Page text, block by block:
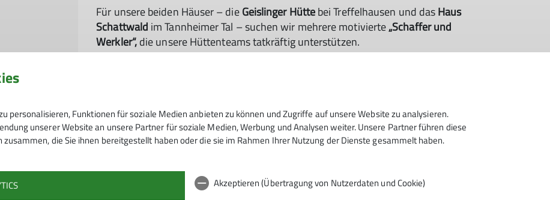
Für unsere beiden Häuser – dieGeislinger Hüttebei Treffelhausen und dasHaus
Schattwald im Tannheimer Tal – suchen wir mehrere motivierte„Schaffer und
Werkler“,die unsere Hüttenteams tatkräftig unterstützen.
Kontakt:
Vorstand Harald Meissner
E-Mail:harald.meissner@alpenverein-geislingen.de
personalisieren, Funktionen für soziale Medien anbieten zu können und Zugriffe auf unsere Website zu analysieren.
unserer Website an unsere Partner für soziale Medien, Werbung und Analysen weiter. Unsere Partner führen diese
die Sie ihnen bereitgestellt haben oder die sie im Rahmen Ihrer Nutzung der Dienste gesammelt haben.
Akzeptieren (Übertragung von Nutzerdaten und Cookie)